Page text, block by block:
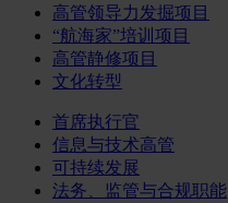
高管领导力发掘项目
“航海家”培训项目
高管静修项目
文化转型
首席执行官
信息与技术高管
可持续发展
法务、监管与合规职能